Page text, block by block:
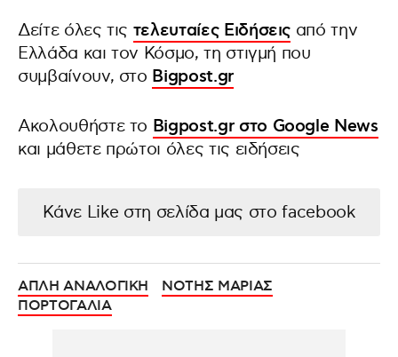
Δείτε όλες τις τελευταίες Ειδήσεις από την
Ελλάδα και τον Κόσμο, τη στιγμή που
συμβαίνουν, στο Bigpost.gr
Ακολουθήστε το Bigpost.gr στο Google News
και μάθετε πρώτοι όλες τις ειδήσεις
Κάνε Like στη σελίδα μας στο facebook
ΑΠΛΗ ΑΝΑΛΟΓΙΚΗ
ΝΟΤΗΣ ΜΑΡΙΑΣ
ΠΟΡΤΟΓΑΛΙΑ